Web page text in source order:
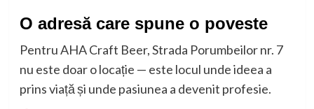
O adresă care spune o poveste
Pentru AHA Craft Beer, Strada Porumbeilor nr. 7
nu este doar o locație — este locul unde ideea a
prins viață și unde pasiunea a devenit profesie.